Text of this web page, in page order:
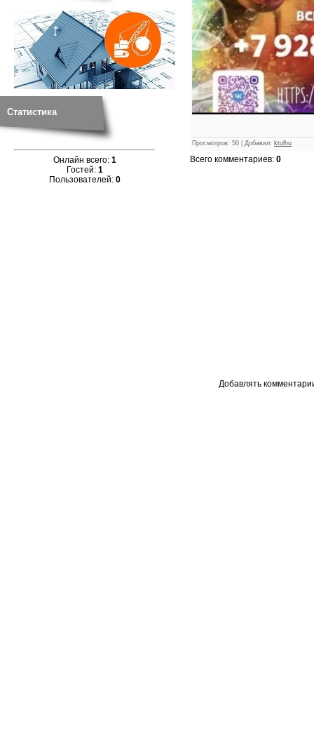
Статистика
Онлайн всего: 1
Гостей: 1
Пользователей: 0
Просмотров: 50 Добавил: ktulhu
Всего комментариев: 0
Добавлять